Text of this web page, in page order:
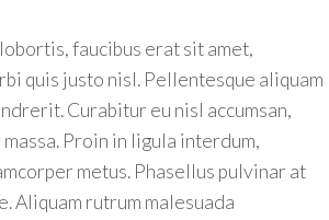
faucibus erat sit amet,
quis justo nisl. Pellentesque aliquam
Curabitur eu nisl accumsan,
Proin in ligula interdum,
metus. Phasellus pulvinar at
Aliquam rutrum malesuada